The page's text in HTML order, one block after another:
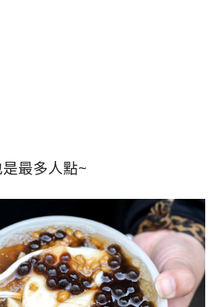
最多人點~